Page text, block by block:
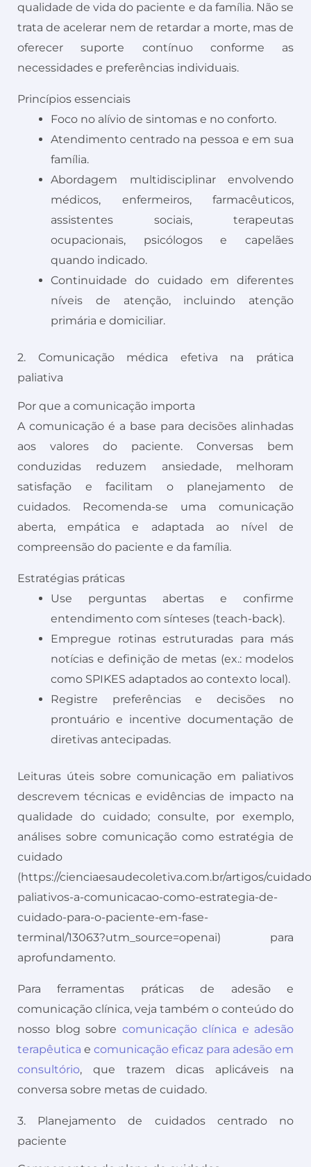
qualidade de vida do paciente e da família. Não se
trata de acelerar nem de retardar a morte, mas de
oferecer suporte contínuo conforme as
necessidades e preferências individuais.
Princípios essenciais
Foco no alívio de sintomas e no conforto.
Atendimento centrado na pessoa e em sua
família.
Abordagem multidisciplinar envolvendo
médicos, enfermeiros, farmacêuticos,
assistentes sociais, terapeutas
ocupacionais, psicólogos e capelães
quando indicado.
Continuidade do cuidado em diferentes
níveis de atenção, incluindo atenção
primária e domiciliar.
2. Comunicação médica efetiva na prática
paliativa
Por que a comunicação importa
A comunicação é a base para decisões alinhadas
aos valores do paciente. Conversas bem
conduzidas reduzem ansiedade, melhoram
satisfação e facilitam o planejamento de
cuidados. Recomenda-se uma comunicação
aberta, empática e adaptada ao nível de
compreensão do paciente e da família.
Estratégias práticas
Use perguntas abertas e confirme
entendimento com sínteses (teach-back).
Empregue rotinas estruturadas para más
notícias e definição de metas (ex.: modelos
como SPIKES adaptados ao contexto local).
Registre preferências e decisões no
prontuário e incentive documentação de
diretivas antecipadas.
Leituras úteis sobre comunicação em paliativos
descrevem técnicas e evidências de impacto na
qualidade do cuidado; consulte, por exemplo,
análises sobre comunicação como estratégia de
cuidado
(https://cienciaesaudecoletiva.com.br/artigos/
paliativos-a-comunicacao-como-estrategia-de-
cuidado-para-o-paciente-em-fase-
terminal/13063?utm_source=openai) para
aprofundamento.
Para ferramentas práticas de adesão e
comunicação clínica, veja também o conteúdo do
nosso blog sobre comunicação clínica e adesão
terapêutica e comunicação eficaz para adesão em
consultório, que trazem dicas aplicáveis na
conversa sobre metas de cuidado.
3. Planejamento de cuidados centrado no
paciente